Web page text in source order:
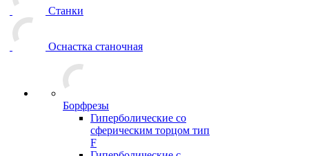
Станки
Оснастка станочная
Борфрезы
Гиперболические cо
сферическим торцом тип
F